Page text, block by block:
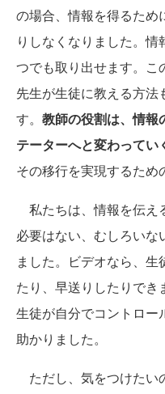
の場合、情報を得るため
りしなくなりました。
つでも取り出せます。こ
先生が生徒に教える方
す。 教師の役割は、情報
テーターへと変わってい
その移行を実現するため
私たちは、情報を伝え
必要はない、むしろいな
ました。ビデオなら、
たり、早送りしたりで
生徒が自分でコントロー
助かりました。
ただし、気をつけたい